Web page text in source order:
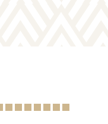
13 14 15 16 17 18 19